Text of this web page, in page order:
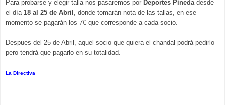
Para probarse y elegir talla nos pasaremos por Deportes Pineda desde
el día 18 al 25 de Abril , donde tomarán nota de las tallas, en ese
momento se pagarán los 7€ que corresponde a cada socio.
Despues del 25 de Abril, aquel socio que quiera el chandal podrá pedirlo
pero tendrá que pagarlo en su totalidad.
La Directiva